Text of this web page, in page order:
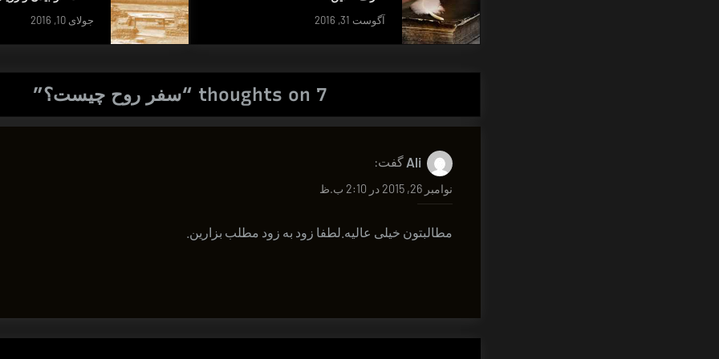
آگوست 31, 2016 جولای 10, 2016
7 thoughts on “ سفر روح چیست؟”
Ali گفت:
نوامبر 26, 2015 در 2:10 ب.ظ
مطالبتون خیلی عالیه.لطفا زود به زود مطلب بزارین.